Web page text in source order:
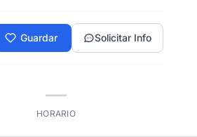
Guardar Solicitar Info
—
HORARIO